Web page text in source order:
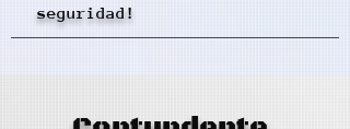
seguridad!